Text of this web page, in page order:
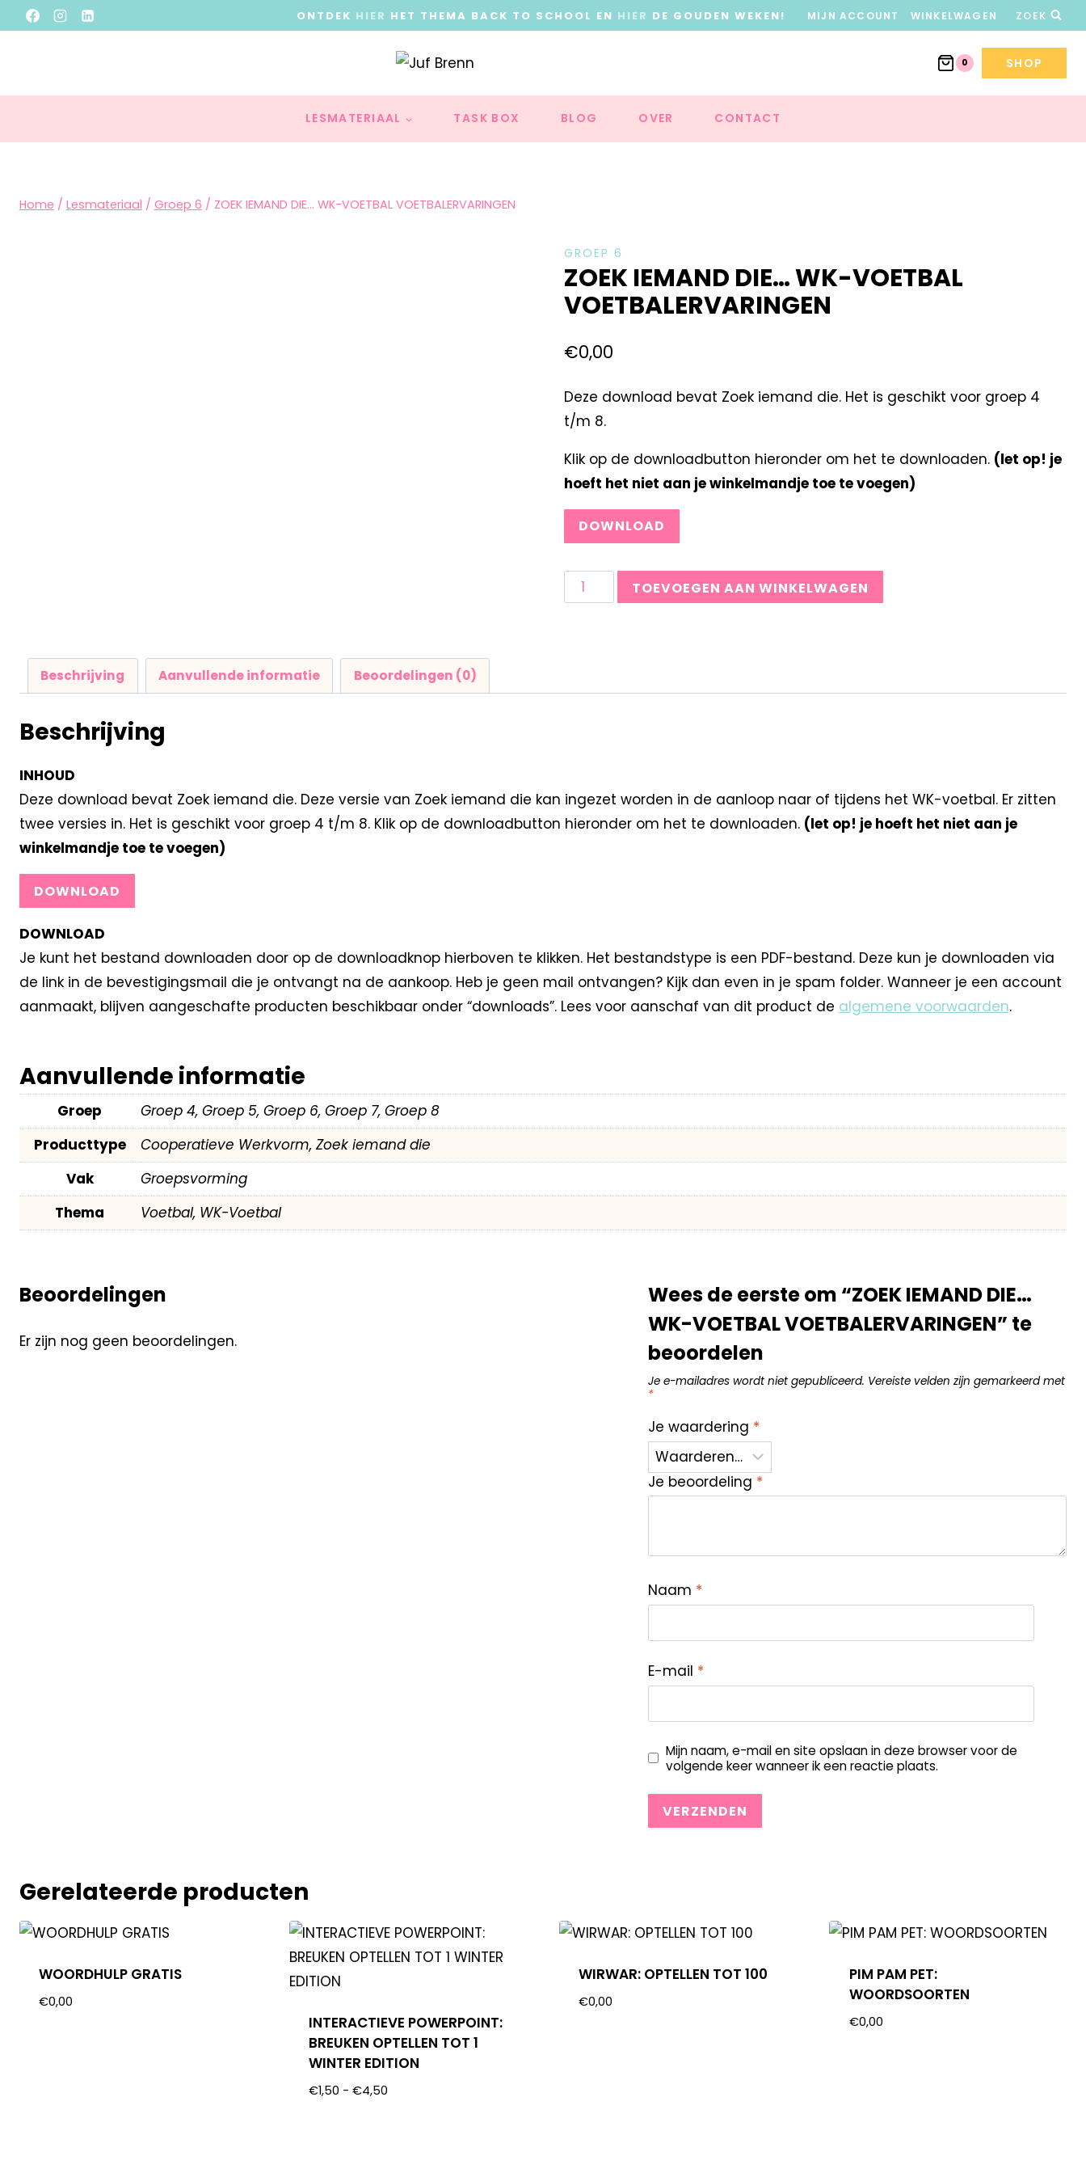
ONTDEK HIER HET THEMA BACK TO SCHOOL EN HIER DE GOUDEN WEKEN! MIJN ACCOUNT WINKELWAGEN ZOEK
0 SHOP
LESMATERIAAL TASK BOX BLOG OVER CONTACT
Home / Lesmateriaal / Groep 6 / ZOEK IEMAND DIE… WK-VOETBAL VOETBALERVARINGEN
GROEP 6
ZOEK IEMAND DIE… WK-VOETBAL
VOETBALERVARINGEN
€0,00
Deze download bevat Zoek iemand die. Het is geschikt voor groep 4
t/m 8.
Klik op de downloadbutton hieronder om het te downloaden. (let op! je
hoeft het niet aan je winkelmandje toe te voegen)
DOWNLOAD
TOEVOEGEN AAN WINKELWAGEN
Beschrijving Aanvullende informatie Beoordelingen (0)
Beschrijving
INHOUD
Deze download bevat Zoek iemand die. Deze versie van Zoek iemand die kan ingezet worden in de aanloop naar of tijdens het WK-voetbal. Er zitten
twee versies in. Het is geschikt voor groep 4 t/m 8. Klik op de downloadbutton hieronder om het te downloaden. (let op! je hoeft het niet aan je
winkelmandje toe te voegen)
DOWNLOAD
DOWNLOAD
Je kunt het bestand downloaden door op de downloadknop hierboven te klikken. Het bestandstype is een PDF-bestand. Deze kun je downloaden via
de link in de bevestigingsmail die je ontvangt na de aankoop. Heb je geen mail ontvangen? Kijk dan even in je spam folder. Wanneer je een account
aanmaakt, blijven aangeschafte producten beschikbaar onder “downloads”. Lees voor aanschaf van dit product de algemene voorwaarden.
Aanvullende informatie
Groep
Groep 4, Groep 5, Groep 6, Groep 7, Groep 8
Producttype
Cooperatieve Werkvorm, Zoek iemand die
Vak
Groepsvorming
Thema
Voetbal, WK-Voetbal
Beoordelingen
Er zijn nog geen beoordelingen.
Wees de eerste om “ZOEK IEMAND DIE…
WK-VOETBAL VOETBALERVARINGEN” te
beoordelen
Je e-mailadres wordt niet gepubliceerd. Vereiste velden zijn gemarkeerd met
*
Je waardering *
Je beoordeling *
Naam *
E-mail *
Mijn naam, e-mail en site opslaan in deze browser voor de
volgende keer wanneer ik een reactie plaats.
Gerelateerde producten
WOORDHULP GRATIS
€0,00
INTERACTIEVE POWERPOINT:
BREUKEN OPTELLEN TOT 1
WINTER EDITION
€1,50 - €4,50
WIRWAR: OPTELLEN TOT 100
€0,00
PIM PAM PET:
WOORDSOORTEN
€0,00